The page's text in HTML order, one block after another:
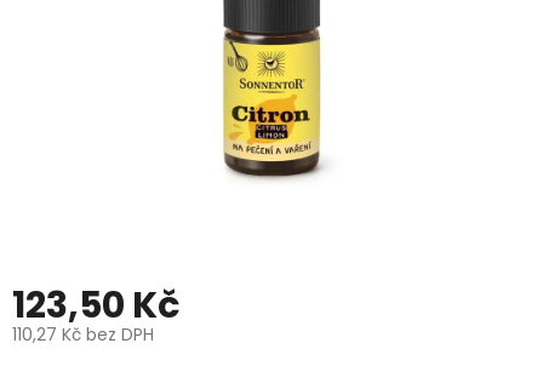
123,50 Kč
110,27 Kč bez DPH